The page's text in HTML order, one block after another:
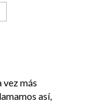
vez más
así,